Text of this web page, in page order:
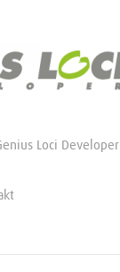
Loci Developer